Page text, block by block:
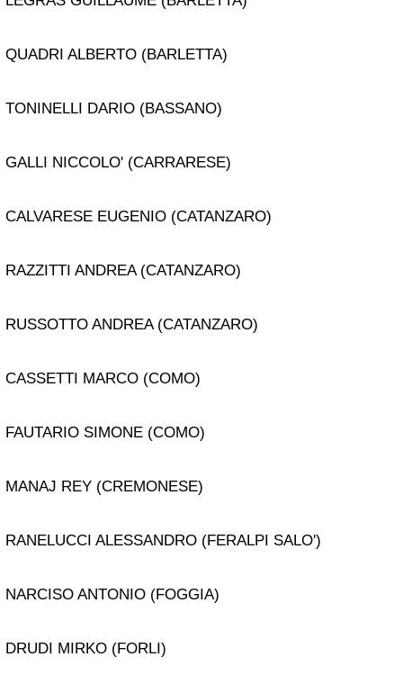
QUADRI ALBERTO (BARLETTA)
TONINELLI DARIO (BASSANO)
GALLI NICCOLO' (CARRARESE)
CALVARESE EUGENIO (CATANZARO)
RAZZITTI ANDREA (CATANZARO)
RUSSOTTO ANDREA (CATANZARO)
CASSETTI MARCO (COMO)
FAUTARIO SIMONE (COMO)
MANAJ REY (CREMONESE)
RANELUCCI ALESSANDRO (FERALPI SALO')
NARCISO ANTONIO (FOGGIA)
DRUDI MIRKO (FORLI)